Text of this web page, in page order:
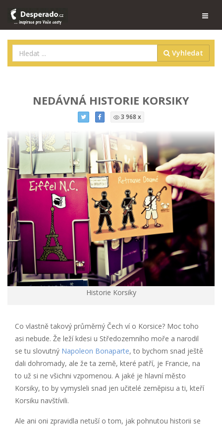
Vyhledat
NEDÁVNÁ HISTORIE KORSIKY
3 968 x
Historie Korsiky
Co vlastně takový průměrný Čech ví o Korsice? Moc toho
asi nebude. Že leží kdesi u Středozemního moře a narodil
se tu slovutný Napoleon Bonaparte, to bychom snad ještě
dali dohromady, ale že ta země, které patří, je Francie, na
to už si ne všichni vzpomenou. A jaké je hlavní město
Korsiky, to by vymysleli snad jen učitelé zeměpisu a ti, kteří
Korsiku navštívili.
Ale ani oni zpravidla netuší o tom, jak pohnutou historii se